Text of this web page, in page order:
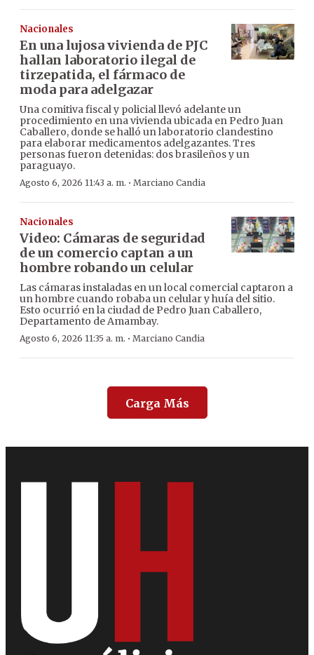
Nacionales
En una lujosa vivienda de PJC
hallan laboratorio ilegal de
tirzepatida, el fármaco de
moda para adelgazar
Una comitiva fiscal y policial llevó adelante un
procedimiento en una vivienda ubicada en Pedro Juan
Caballero, donde se halló un laboratorio clandestino
para elaborar medicamentos adelgazantes. Tres
personas fueron detenidas: dos brasileños y un
paraguayo.
Agosto 6, 2026 11:43 a. m. · Marciano Candia
Nacionales
Video: Cámaras de seguridad
de un comercio captan a un
hombre robando un celular
Las cámaras instaladas en un local comercial captaron a
un hombre cuando robaba un celular y huía del sitio.
Esto ocurrió en la ciudad de Pedro Juan Caballero,
Departamento de Amambay.
Agosto 6, 2026 11:35 a. m. · Marciano Candia
Carga Más